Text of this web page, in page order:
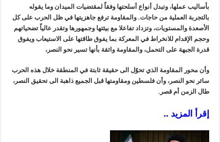
بأساليب عملها، وتبدل أنواع أسلحتها وفقاً لمقتضيات الميدان وما يقوله
بالتجربة العملية من حاجات. والمقاومة ترفع جاهزيتها في ظل الحرب على كل
الأصعدة والمستويات، وتزداد تفاعلا مع بيئتها وجمهورها وتقدر عالياً تضحياتهم
وحجم الإقدام للانخراط في المعركة بما يفوق طاقتها على الاستيعاب ويفوق
قدرة الجبهة على التحمل، والمقاومة واثقة بأنها تسير نحو النصر،
وأن محور المقاومة الذي تحوّل الى حقيقة ثابتة في المنطقة خلال هذه الحرب
سائر نحو النصر، وأن فلسطين ومقاومتها قبل الجميع ذاهبة الى تحقيق النصر،
طال الزمن أم قصر.
إقرأ المزيد ..